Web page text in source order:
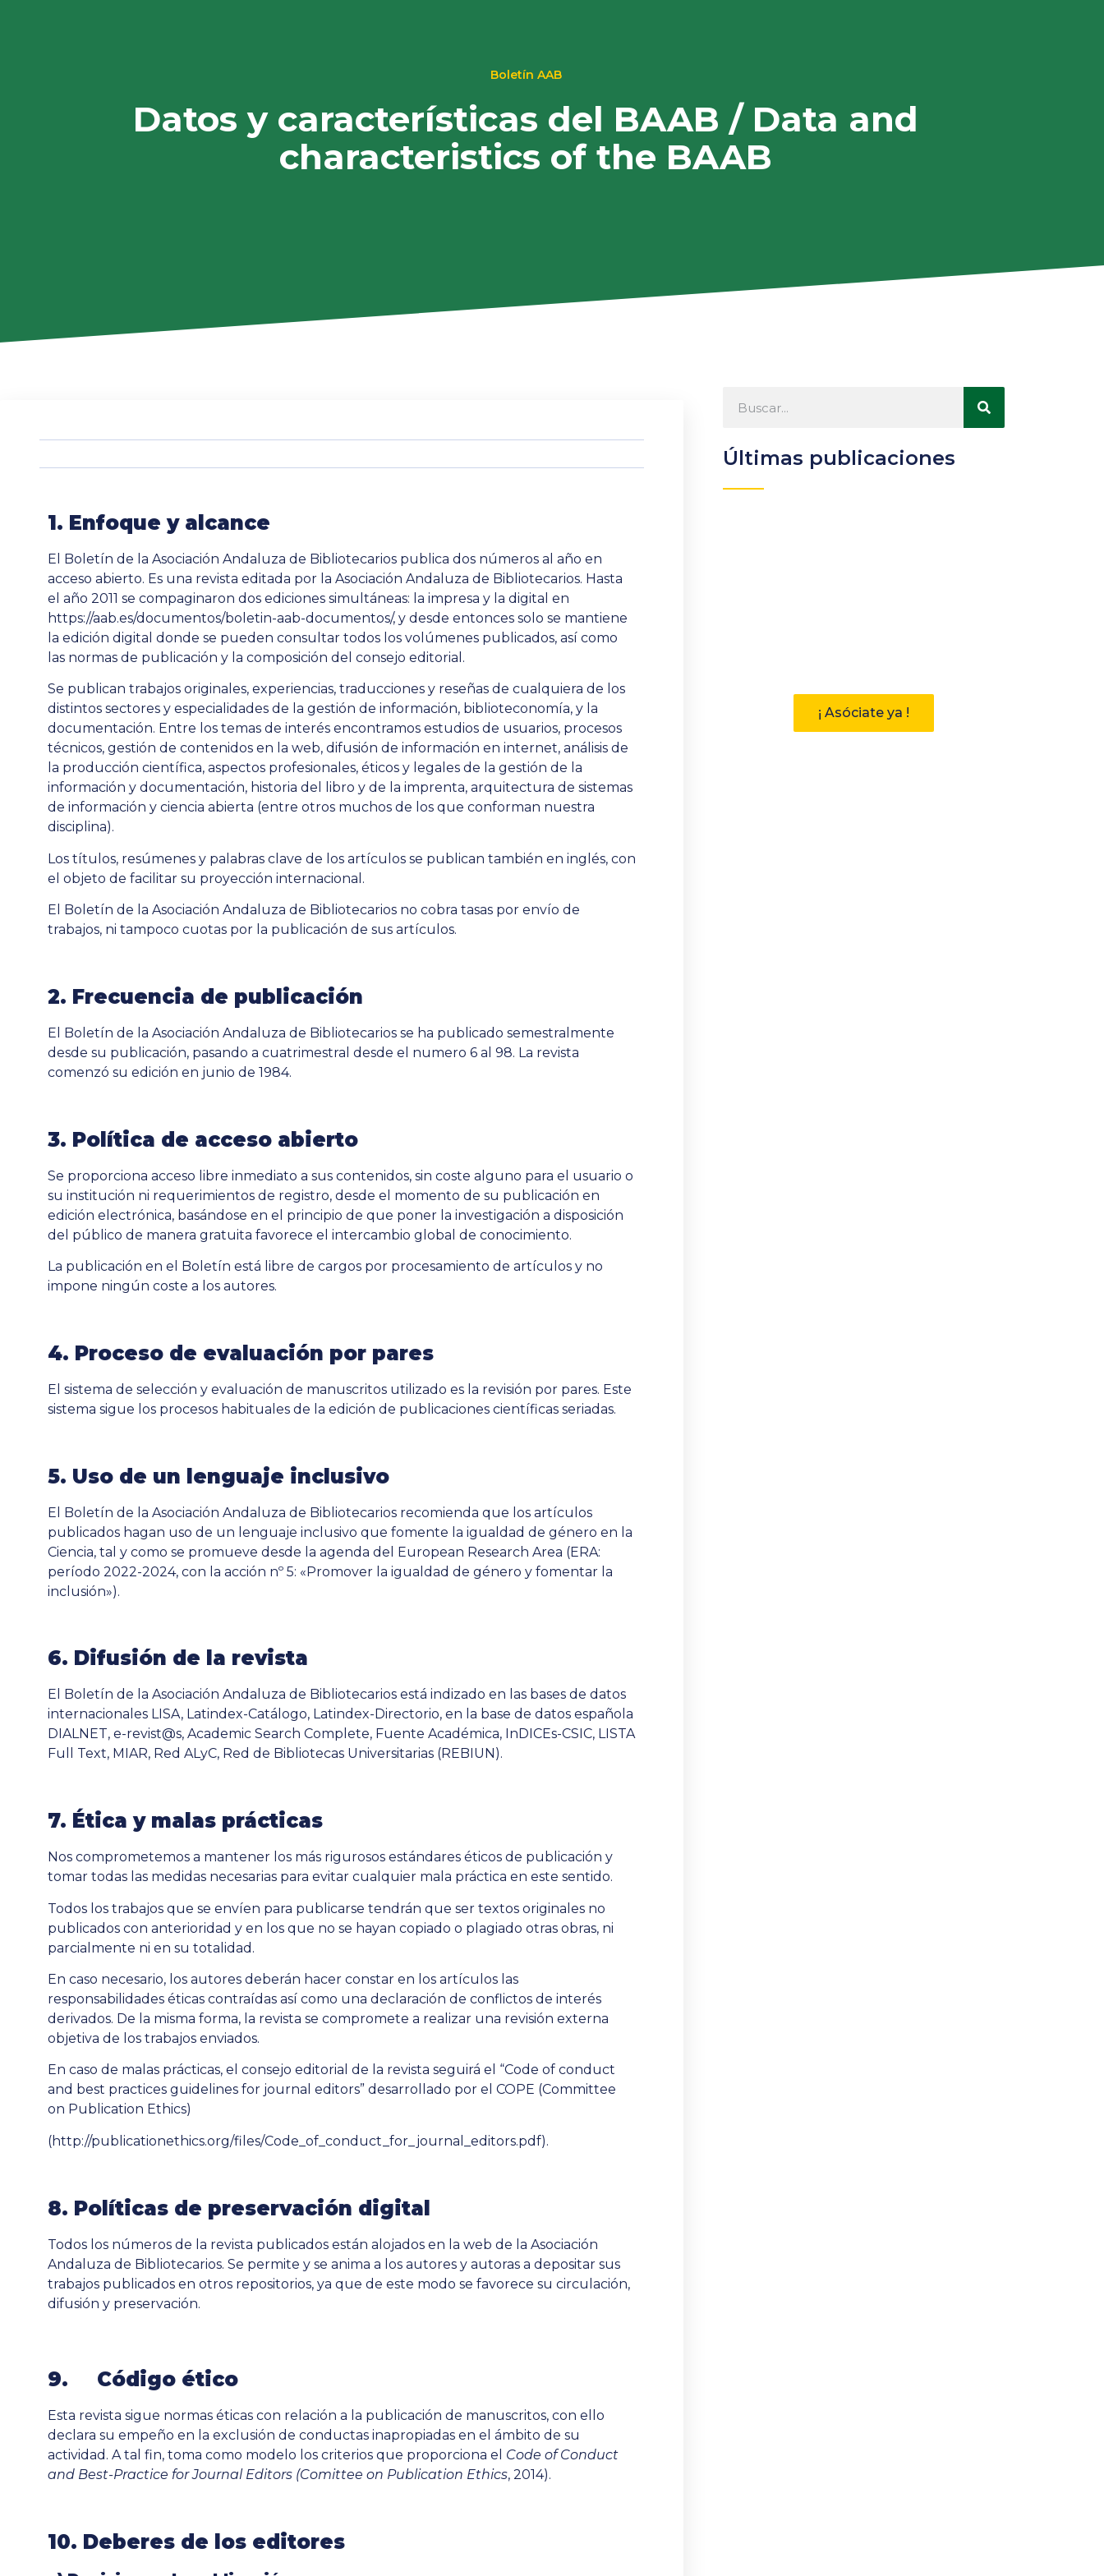
Boletín AAB
Datos y características del BAAB / Data and
characteristics of the BAAB
1. Enfoque y alcance
El Boletín de la Asociación Andaluza de Bibliotecarios publica dos números al año en
acceso abierto. Es una revista editada por la Asociación Andaluza de Bibliotecarios. Hasta
el año 2011 se compaginaron dos ediciones simultáneas: la impresa y la digital en
https://aab.es/documentos/boletin-aab-documentos/, y desde entonces solo se mantiene
la edición digital donde se pueden consultar todos los volúmenes publicados, así como
las normas de publicación y la composición del consejo editorial.
Se publican trabajos originales, experiencias, traducciones y reseñas de cualquiera de los
distintos sectores y especialidades de la gestión de información, biblioteconomía, y la
documentación. Entre los temas de interés encontramos estudios de usuarios, procesos
técnicos, gestión de contenidos en la web, difusión de información en internet, análisis de
la producción científica, aspectos profesionales, éticos y legales de la gestión de la
información y documentación, historia del libro y de la imprenta, arquitectura de sistemas
de información y ciencia abierta (entre otros muchos de los que conforman nuestra
disciplina).
Los títulos, resúmenes y palabras clave de los artículos se publican también en inglés, con
el objeto de facilitar su proyección internacional.
El Boletín de la Asociación Andaluza de Bibliotecarios no cobra tasas por envío de
trabajos, ni tampoco cuotas por la publicación de sus artículos.
2. Frecuencia de publicación
El Boletín de la Asociación Andaluza de Bibliotecarios se ha publicado semestralmente
desde su publicación, pasando a cuatrimestral desde el numero 6 al 98. La revista
comenzó su edición en junio de 1984.
3. Política de acceso abierto
Se proporciona acceso libre inmediato a sus contenidos, sin coste alguno para el usuario o
su institución ni requerimientos de registro, desde el momento de su publicación en
edición electrónica, basándose en el principio de que poner la investigación a disposición
del público de manera gratuita favorece el intercambio global de conocimiento.
La publicación en el Boletín está libre de cargos por procesamiento de artículos y no
impone ningún coste a los autores.
4. Proceso de evaluación por pares
El sistema de selección y evaluación de manuscritos utilizado es la revisión por pares. Este
sistema sigue los procesos habituales de la edición de publicaciones científicas seriadas.
5. Uso de un lenguaje inclusivo
El Boletín de la Asociación Andaluza de Bibliotecarios recomienda que los artículos
publicados hagan uso de un lenguaje inclusivo que fomente la igualdad de género en la
Ciencia, tal y como se promueve desde la agenda del European Research Area (ERA:
período 2022-2024, con la acción nº 5: «Promover la igualdad de género y fomentar la
inclusión»).
6. Difusión de la revista
El Boletín de la Asociación Andaluza de Bibliotecarios está indizado en las bases de datos
internacionales LISA, Latindex-Catálogo, Latindex-Directorio, en la base de datos española
DIALNET, e-revist@s, Academic Search Complete, Fuente Académica, InDICEs-CSIC, LISTA
Full Text, MIAR, Red ALyC, Red de Bibliotecas Universitarias (REBIUN).
7. Ética y malas prácticas
Nos comprometemos a mantener los más rigurosos estándares éticos de publicación y
tomar todas las medidas necesarias para evitar cualquier mala práctica en este sentido.
Todos los trabajos que se envíen para publicarse tendrán que ser textos originales no
publicados con anterioridad y en los que no se hayan copiado o plagiado otras obras, ni
parcialmente ni en su totalidad.
En caso necesario, los autores deberán hacer constar en los artículos las
responsabilidades éticas contraídas así como una declaración de conflictos de interés
derivados. De la misma forma, la revista se compromete a realizar una revisión externa
objetiva de los trabajos enviados.
En caso de malas prácticas, el consejo editorial de la revista seguirá el “Code of conduct
and best practices guidelines for journal editors” desarrollado por el COPE (Committee
on Publication Ethics)
(http://publicationethics.org/files/Code_of_conduct_for_journal_editors.pdf).
8. Políticas de preservación digital
Todos los números de la revista publicados están alojados en la web de la Asociación
Andaluza de Bibliotecarios. Se permite y se anima a los autores y autoras a depositar sus
trabajos publicados en otros repositorios, ya que de este modo se favorece su circulación,
difusión y preservación.
9. Código ético
Esta revista sigue normas éticas con relación a la publicación de manuscritos, con ello
declara su empeño en la exclusión de conductas inapropiadas en el ámbito de su
actividad. A tal fin, toma como modelo los criterios que proporciona el Code of Conduct
and Best-Practice for Journal Editors (Comittee on Publication Ethics, 2014).
10. Deberes de los editores
Últimas publicaciones
¡ Asóciate ya !